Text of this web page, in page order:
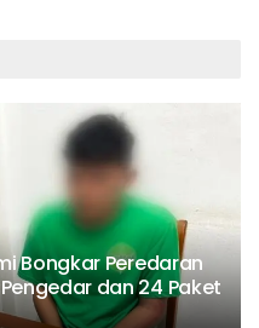
Bongkar Peredaran
dan 24 Paket